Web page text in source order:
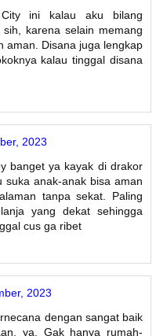
ini kalau aku bilang
karena selain memang
aman. Disana juga lengkap
kalau tinggal disana
2023
banget ya kayak di drakor
suka anak-anak bisa aman
tanpa sekat. Paling
yang dekat sehingga
cus ga ribet
2023
dengan sangat baik
ya. Gak hanya rumah-